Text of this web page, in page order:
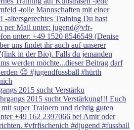
2015 sucht Verstärku